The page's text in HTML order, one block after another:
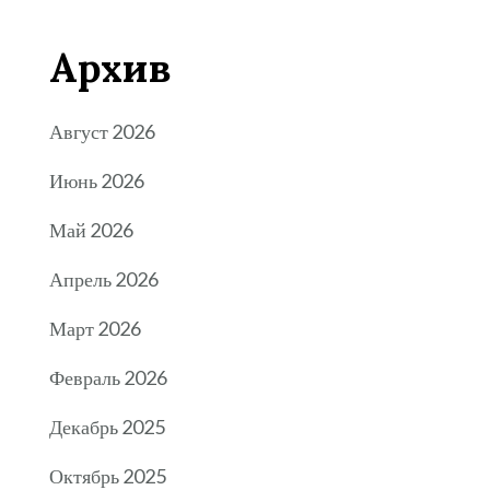
Архив
Август 2026
Июнь 2026
Май 2026
Апрель 2026
Март 2026
Февраль 2026
Декабрь 2025
Октябрь 2025